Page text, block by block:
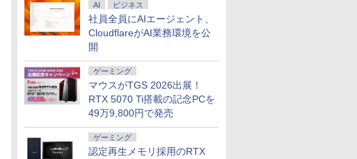
AI ビジネス
社員全員にAIエージェント、
CloudflareがAI業務環境を公
開
ゲーミング
マウスがTGS 2026出展！
RTX 5070 Ti搭載の記念PCを
49万9,800円で発売
ゲーミング
認定再生メモリ採用のRTX
【新品・Office付き・
初期設定済】2026年モ
Intel Core i5/i7/i9 14
型/15.6型 メモリ
16GB/32GB SSD最大
1TB 日本語キーボード
ワーク 在宅勤務 学習
用 オンライン授業 ビ
ジネス 大学生 初心者
￥35,980
【マラソンP5倍/10%オ
フクーポン】中古ノー
トパソコン LTE対応
付き Panasonic Let's
note CF-SV9 第10世代
Core i7 メモリ16GB 高
速
SSD26GB/512GB/960GB
12.1インチFHD Wi-Fi
Bluetooth 送料無料 初
期設定済み 保証付き
￥39,800
Dell Latitude 7320
13.3インチ 第11世代
Type-C Windows11 中
古ノートパソコン
＼11日まで限定価格／ゲーミングPC 福袋 セット 新品 RTX5060 Ryzen7 5700X メモリ16GB SSD500GB
Windows11 デスクトップPC WPS Office付き 1年保証 NVMe M.2 SSD 高性能 配信 動画編集 VTuber対
初心者 ゲーミングパソコン デスクトップパソコン【当日出荷】
￥149,800
Yoothi 互換品 13.3ン
チ B133HAK02.3 タッ
IPS LED LCD タッチ
機能付き液晶パネル
On-Cell 液晶タッチパ
ネル 修理交換用液晶ユ
￥11,900
液晶モニター Dell Pro
22モニター E2225HM
21.5型 フルHD リフレ
VESA 対応 HDMI
DisplayPort VGA モニ
ター 液晶 液晶モニタ
ー 液晶ディスプレイ
デル 21.5インチ パソ
コンモニター 新品
￥12,100
I-O DATA（アイ・オ
ー・データ機器） △27
ちいかわ なんか小さ
くてかわいいやつ（1）
タッチペンで音が聞け
る！ はじめてずかん
1000 英語つき はじめ
ずかん こども 子ども 0
歳 1歳 2歳 3歳 4歳 小学
館 タッチペン 図鑑 ず
かん はじめて 英語 プ
レゼント クリスマス お
祝い 知育玩具 英語教育
￥5,478
アーティストのための
人体解剖学 ドローイン